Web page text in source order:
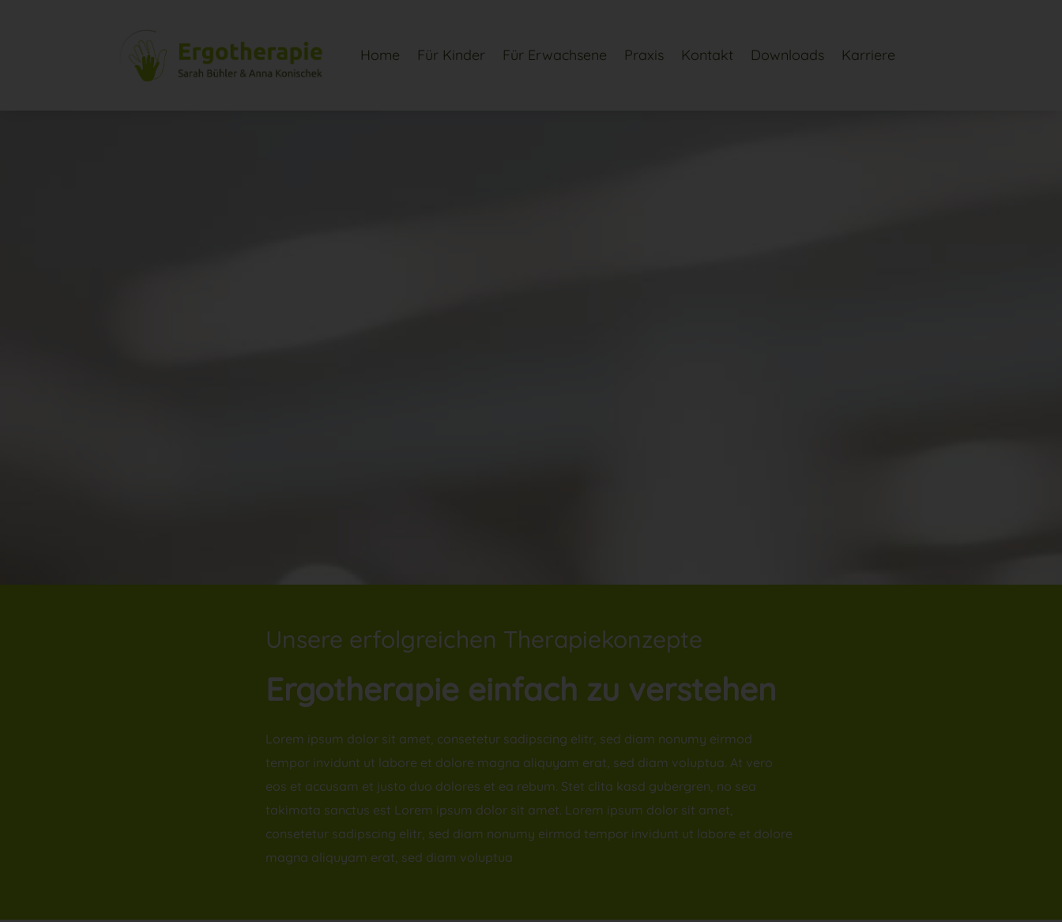
Home Für Kinder Für Erwachsene Praxis Kontakt Downloads Karriere
Unsere erfolgreichen Therapiekonzepte
Ergotherapie einfach zu verstehen
Lorem ipsum dolor sit amet, consetetur sadipscing elitr, sed diam nonumy eirmod
tempor invidunt ut labore et dolore magna aliquyam erat, sed diam voluptua. At vero
eos et accusam et justo duo dolores et ea rebum. Stet clita kasd gubergren, no sea
takimata sanctus est Lorem ipsum dolor sit amet. Lorem ipsum dolor sit amet,
consetetur sadipscing elitr, sed diam nonumy eirmod tempor invidunt ut labore et dolore
magna aliquyam erat, sed diam voluptua